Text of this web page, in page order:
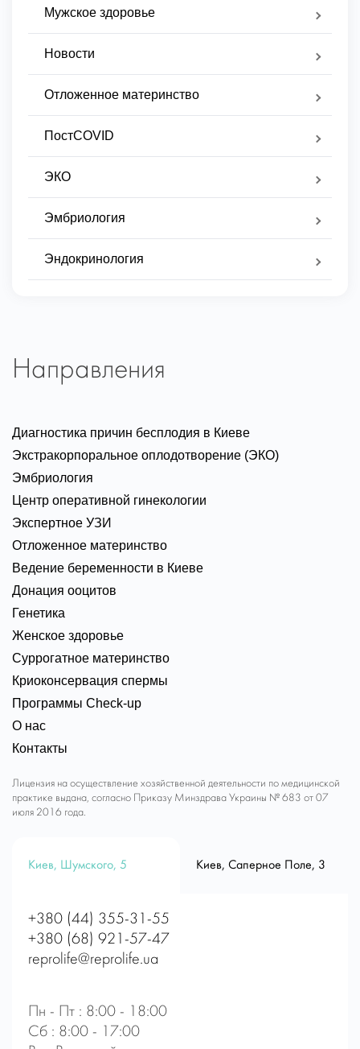
Мужское здоровье
Новости
Отложенное материнство
ПостCOVID
ЭКО
Эмбриология
Эндокринология
Направления
Диагностика причин бесплодия в Киеве
Экстракорпоральное оплодотворение (ЭКО)
Эмбриология
Центр оперативной гинекологии
Экспертное УЗИ
Отложенное материнство
Ведение беременности в Киеве
Донация ооцитов
Генетика
Женское здоровье
Суррогатное материнство
Криоконсервация спермы
Программы Check-up
О нас
Контакты
Лицензия на осуществление хозяйственной деятельности по медицинской
практике выдана, согласно Приказу Минздрава Украины № 683 от 07
июля 2016 года.
Киев, Шумского, 5 Киев, Саперное Поле, 3
+380 (44) 355-31-55
+380 (68) 921-57-47
reprolife@reprolife.ua
Пн - Пт : 8:00 - 18:00
Сб : 8:00 - 17:00